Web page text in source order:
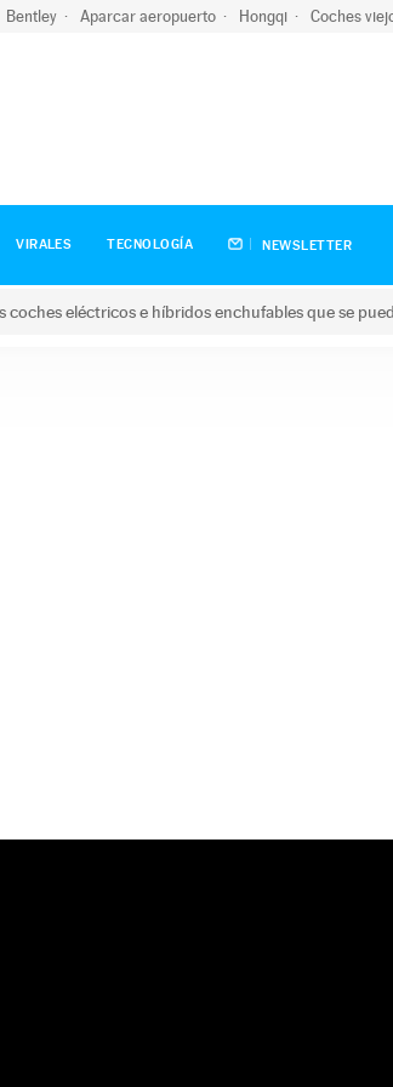
Bentley Aparcar aeropuerto Hongqi Coches
VIRALES TECNOLOGÍA NEWSLETTER
eléctricos e híbridos enchufables que se